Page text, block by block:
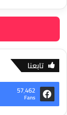
تابعنا
57٬462
Fans